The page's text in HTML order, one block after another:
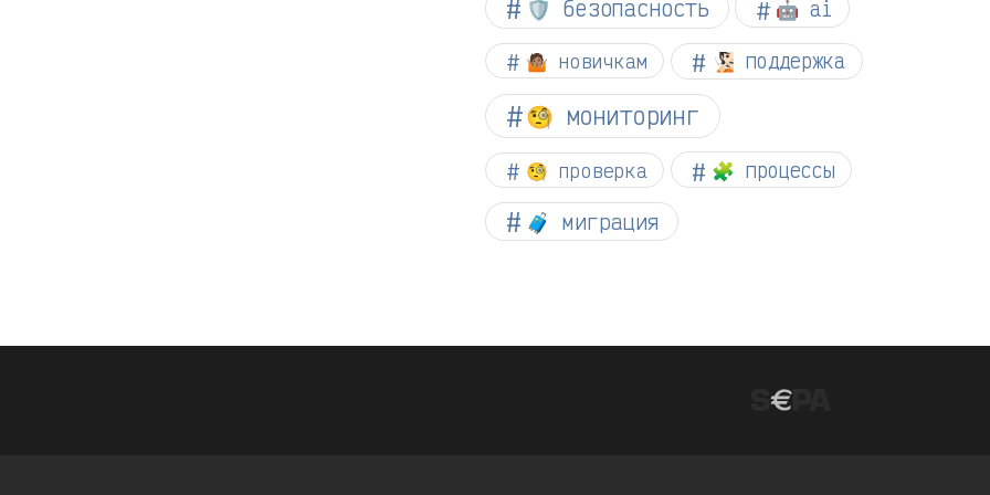
🛡️ безопасность 🤖 ai
🤷🏽 новичкам 🧏🏻 поддержка
🧐 мониторинг
🧐 проверка 🧩 процессы
🧳 миграция